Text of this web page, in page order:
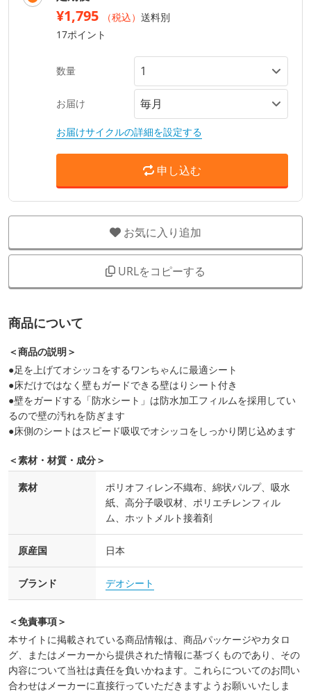
¥1,795 （税込） 送料別
17ポイント
数量
お届け
お届けサイクルの詳細を設定する
申し込む
お気に入り追加
URLをコピーする
商品について
＜商品の説明＞
●足を上げてオシッコをするワンちゃんに最適シート
●床だけではなく壁もガードできる壁はりシート付き
●壁をガードする「防水シート」は防水加工フィルムを採用してい
るので壁の汚れを防ぎます
●床側のシートはスピード吸収でオシッコをしっかり閉じ込めます
＜素材・材質・成分＞
素材
ポリオフィレン不織布、綿状パルプ、吸水
紙、高分子吸収材、ポリエチレンフィル
ム、ホットメルト接着剤
原産国 日本
ブランド デオシート
＜免責事項＞
本サイトに掲載されている商品情報は、商品パッケージやカタロ
グ、またはメーカーから提供された情報に基づくものであり、その
内容について当社は責任を負いかねます。これらについてのお問い
合わせはメーカーに直接行っていただきますようお願いいたしま